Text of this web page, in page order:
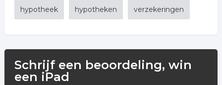
hypotheek hypotheken verzekeringen
Schrijf een beoordeling, win
een iPad